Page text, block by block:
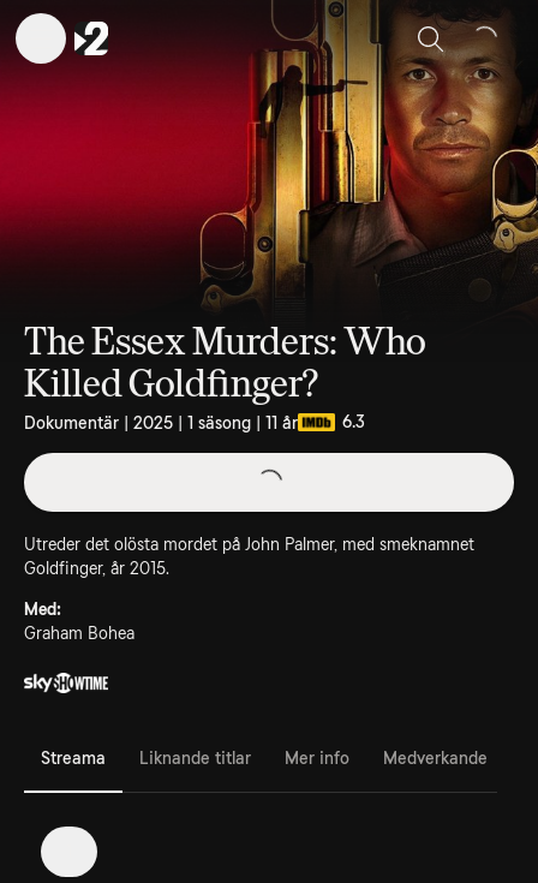
Sök
The Essex Murders: Who
Killed Goldfinger?
Dokumentär | 2025 | 1 säsong | 11 år 6.3
Utreder det olösta mordet på John Palmer, med smeknamnet
Goldfinger, år 2015.
Med:
Graham Bohea
Streama Liknande titlar Mer info Medverkande